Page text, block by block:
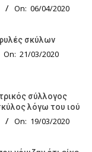
On: 06/04/2020
σκύλων
On: 21/03/2020
σύλλογος
λόγω του ιού
On: 19/03/2020